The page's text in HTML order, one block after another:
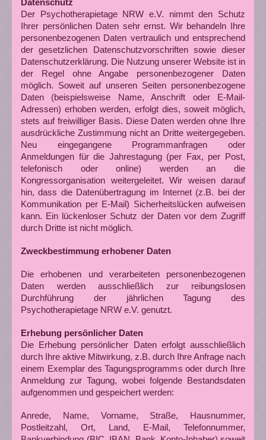
Datenschutz
Der Psychotherapietage NRW e.V. nimmt den Schutz
Ihrer persönlichen Daten sehr ernst. Wir behandeln Ihre
personenbezogenen Daten vertraulich und entsprechend
der gesetzlichen Datenschutzvorschriften sowie dieser
Datenschutzerklärung. Die Nutzung unserer Website ist in
der Regel ohne Angabe personenbezogener Daten
möglich. Soweit auf unseren Seiten personenbezogene
Daten (beispielsweise Name, Anschrift oder E-Mail-
Adressen) erhoben werden, erfolgt dies, soweit möglich,
stets auf freiwilliger Basis. Diese Daten werden ohne Ihre
ausdrückliche Zustimmung nicht an Dritte weitergegeben.
Neu eingegangene Programmanfragen oder
Anmeldungen für die Jahrestagung (per Fax, per Post,
telefonisch oder online) werden an die
Kongressorganisation weitergeleitet. Wir weisen darauf
hin, dass die Datenübertragung im Internet (z.B. bei der
Kommunikation per E-Mail) Sicherheitslücken aufweisen
kann. Ein lückenloser Schutz der Daten vor dem Zugriff
durch Dritte ist nicht möglich.
Zweckbestimmung erhobener Daten
Die erhobenen und verarbeiteten personenbezogenen
Daten werden ausschließlich zur reibungslosen
Durchführung der jährlichen Tagung des
Psychotherapietage NRW e.V. genutzt.
Erhebung persönlicher Daten
Die Erhebung persönlicher Daten erfolgt ausschließlich
durch Ihre aktive Mitwirkung, z.B. durch Ihre Anfrage nach
einem Exemplar des Tagungsprogramms oder durch Ihre
Anmeldung zur Tagung, wobei folgende Bestandsdaten
aufgenommen und gespeichert werden:
Anrede, Name, Vorname, Straße, Hausnummer,
Postleitzahl, Ort, Land, E-Mail, Telefonnummer,